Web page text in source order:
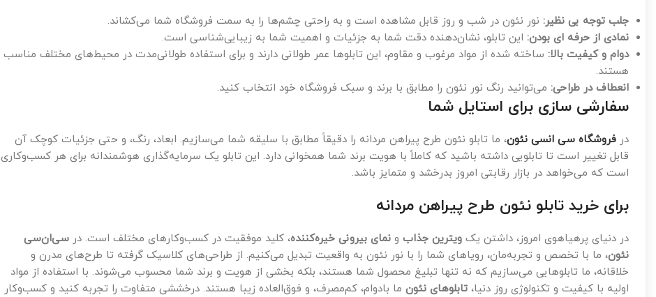
جلب توجه بی نظیر: نور نئون در شب و روز قابل مشاهده است و به راحتی چشم‌ها را به سمت فروشگاه شما می‌کشاند.
نمادی از حرفه ای بودن: این تابلو، نشان‌دهنده دقت شما به جزئیات و اهمیت شما به زیبایی‌شناسی است.
دوام و کیفیت بالا: ساخته شده از مواد مرغوب و مقاوم، این تابلوها عمر طولانی دارند و برای استفاده طولانی‌مدت در محیط‌های مختلف مناسب
هستند.
انعطاف در طراحی: می‌توانید رنگ نور نئون را مطابق با برند و سبک فروشگاه خود انتخاب کنید.
سفارشی سازی برای استایل شما
در فروشگاه سی انسی نئون، ما تابلو نئون طرح پیراهن مردانه را دقیقاً مطابق با سلیقه شما می‌سازیم. ابعاد، رنگ، و حتی جزئیات کوچک آن
قابل تغییر است تا تابلویی داشته باشید که کاملاً با هویت برند شما همخوانی دارد. این تابلو یک سرمایه‌گذاری هوشمندانه برای هر کسب‌وکاری
است که می‌خواهد در بازار رقابتی امروز بدرخشد و متمایز باشد.
برای خرید تابلو نئون طرح پیراهن مردانه
در دنیای پرهیاهوی امروز، داشتن یک ویترین جذاب و نمای بیرونی خیره‌کننده، کلید موفقیت در کسب‌وکارهای مختلف است. در سی‌ان‌سی
نئون، ما با تخصص و تجربه‌مان، رویاهای شما را با نور نئون به واقعیت تبدیل می‌کنیم. از طراحی‌های کلاسیک گرفته تا طرح‌های مدرن و
خلاقانه، ما تابلوهایی می‌سازیم که نه تنها تبلیغ محصول شما هستند، بلکه بخشی از هویت و برند شما محسوب می‌شوند. با استفاده از مواد
اولیه با کیفیت و تکنولوژی روز دنیا، تابلوهای نئون ما بادوام، کم‌مصرف، و فوق‌العاده زیبا هستند. درخششی متفاوت را تجربه کنید و کسب‌وکار